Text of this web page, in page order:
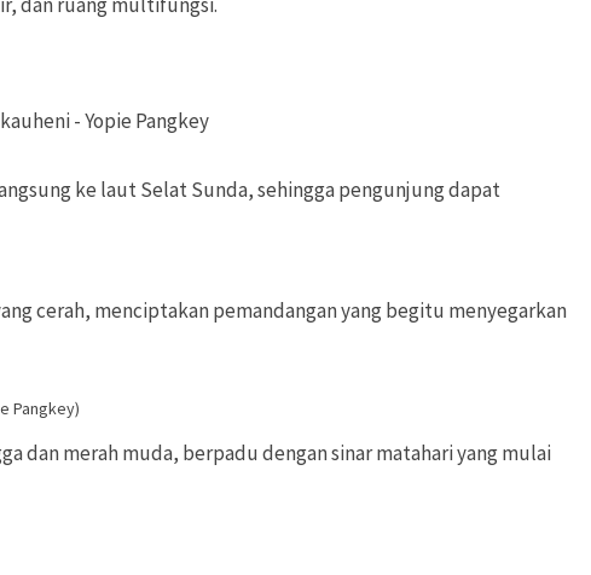
ke laut Selat Sunda, sehingga pengunjung dapat
cerah, menciptakan pemandangan yang begitu menyegarkan
Pangkey)
dan merah muda, berpadu dengan sinar matahari yang mulai